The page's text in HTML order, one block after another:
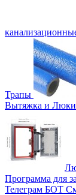
Трапы
Вытяжка и Люки
Программа для
Телеграм БОТ